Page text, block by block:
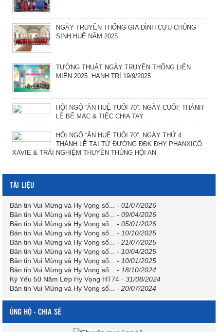
NGÀY TRUYỀN THỐNG GIA ĐÌNH CỰU CHỦNG
SINH HUẾ NĂM 2025
TƯỜNG THUẬT NGÀY TRUYỀN THỐNG LIÊN
MIỀN 2025. HẠNH TRÍ 19/9/2025
HỘI NGỘ “ÂN HUỆ TUỔI 70”. NGÀY CUỐI: THÁNH
LỄ BẾ MẠC & TIỆC CHIA TAY
HỘI NGỘ “ÂN HUỆ TUỔI 70”. NGÀY THỨ 4:
THÁNH LỄ TẠI TỪ ĐƯỜNG ĐĐK ĐHY PHANXICÔ
XAVIE & TRẢI NGHIỆM THUYỀN THÚNG HỘI AN
TÀI LIỆU
Bản tin Vui Mừng và Hy Vọng số... - 01/07/2026
Bản tin Vui Mừng và Hy Vọng số...
- 09/04/2026
Bản tin Vui Mừng và Hy Vọng số...
- 05/01/2026
Bản tin Vui Mừng và Hy Vọng số...
- 10/10/2025
Bản tin Vui Mừng và Hy Vọng số...
- 21/07/2025
Bản tin Vui Mừng và Hy Vọng số...
- 10/04/2025
Bản tin Vui Mừng và Hy Vọng số...
- 10/01/2025
Bản tin Vui Mừng và Hy Vọng số...
- 18/10/2024
Kỷ Yếu 50 Năm Lớp Hy Vọng HT74 - 31/08/2024
Bản tin Vui Mừng và Hy Vọng số...
- 20/07/2024
ỦNG HỘ - CHIA SẺ